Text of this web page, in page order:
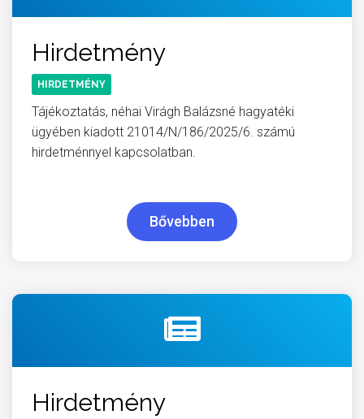
Hirdetmény
HIRDETMÉNY
Tájékoztatás, néhai Virágh Balázsné hagyatéki
ügyében kiadott 21014/N/186/2025/6. számú
hirdetménnyel kapcsolatban.
Bővebben
Hirdetmény